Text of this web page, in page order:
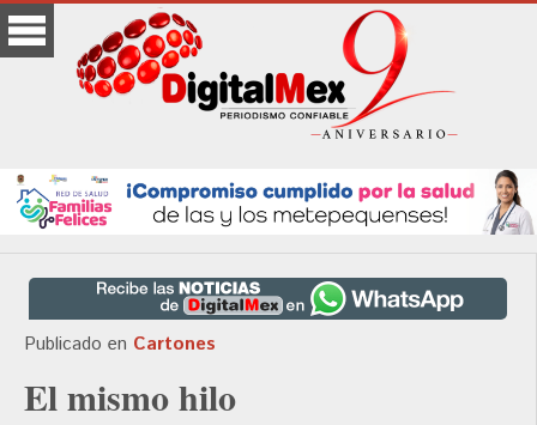
Publicado en Cartones
El mismo hilo